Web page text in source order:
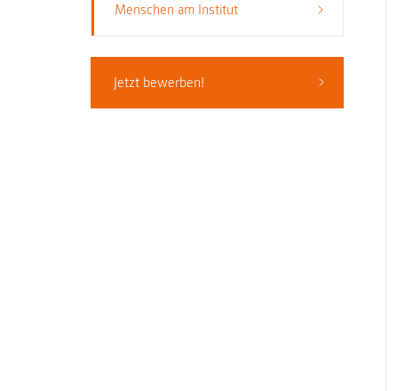
Menschen am Institut
Jetzt bewerben!